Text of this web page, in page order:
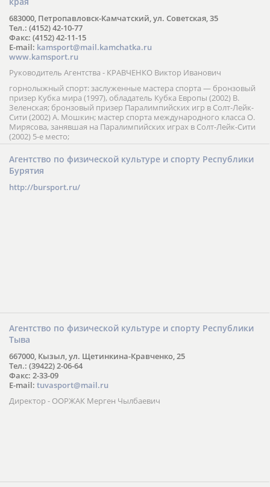
683000, Петропавловск-Камчатский, ул. Советская, 35
Тел.: (4152) 42-10-77
Факс: (4152) 42-11-15
E-mail: kamsport@mail.kamchatka.ru
www.kamsport.ru
Руководитель Агентства - КРАВЧЕНКО Виктор Иванович
горнолыжный спорт: заслуженные мастера спорта — бронзовый
призер Кубка мира (1997), обладатель Кубка Европы (2002) В.
Зеленская; бронзовый призер Паралимпийских игр в Солт-Лейк-
Сити (2002) А. Мошкин; мастер спорта международного класса О.
Мирясова, занявшая на Паралимпийских играх в Солт-Лейк-Сити
(2002) 5-е место;
Агентство по физической культуре и спорту Республики
Бурятия
http://bursport.ru/
Агентство по физической культуре и спорту Республики
Тыва
667000, Кызыл, ул. Щетинкина-Кравченко, 25
Тел.: (39422) 2-06-64
Факс: 2-33-09
E-mail: tuvasport@mail.ru
Директор - ООРЖАК Мерген Чылбаевич